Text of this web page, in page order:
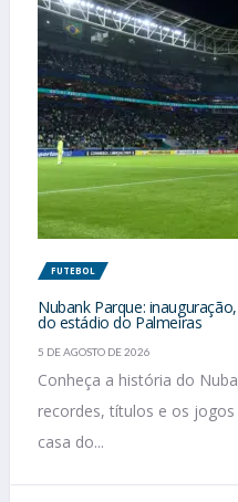
FUTEBOL
Nubank Parque:
do estádio do Palmeiras
5 DE AGOSTO DE 2026
Conheça a história do
recordes, títulos e os
casa do...